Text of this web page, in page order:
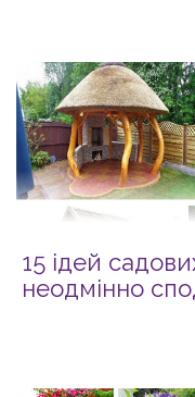
15 ідей
неодмінно